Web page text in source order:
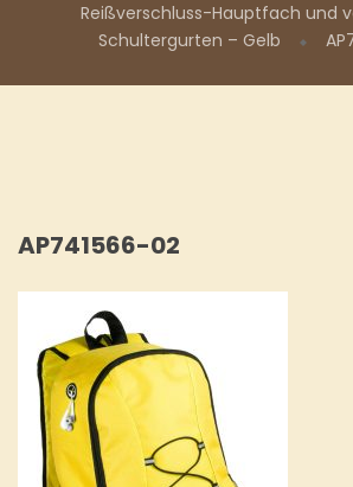
Reißverschluss-Hauptfach und
Schultergurten – Gelb
AP741566-02